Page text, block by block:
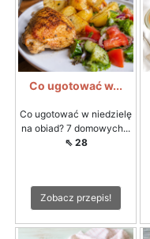
Co ugotować w...
Co ugotować w niedzielę
na obiad? 7 domowych...
⇖ 28
Zobacz przepis!